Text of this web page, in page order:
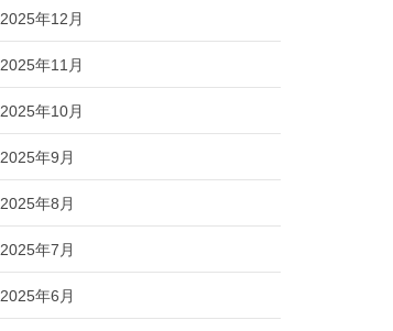
2025年12月
2025年11月
2025年10月
2025年9月
2025年8月
2025年7月
2025年6月